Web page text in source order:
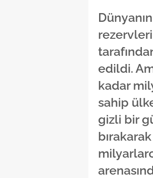
edildi.
kadar
sahip
gizli bir